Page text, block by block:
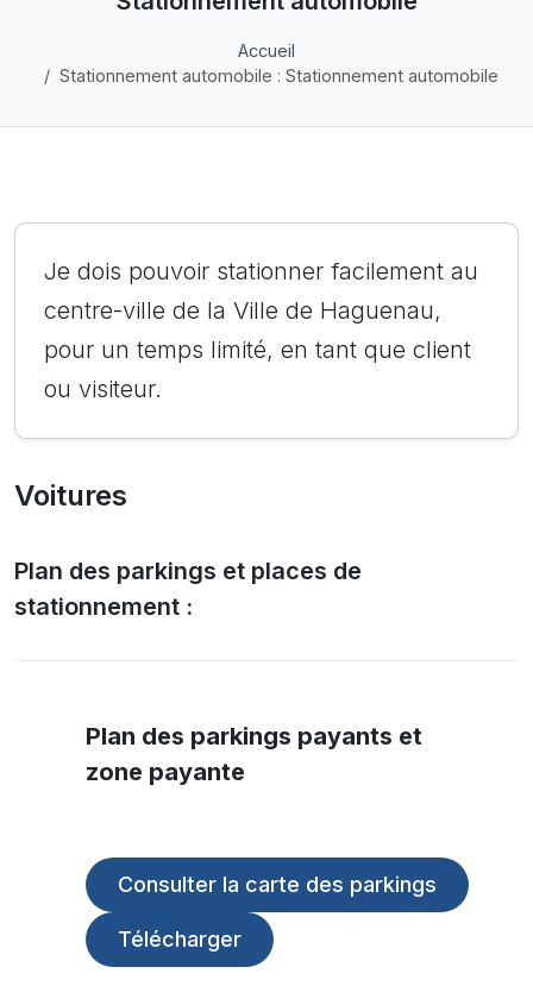
Accueil
Stationnement automobile : Stationnement automobile
Je dois pouvoir stationner facilement au
centre-ville de la Ville de Haguenau,
pour un temps limité, en tant que client
ou visiteur.
Voitures
Plan des parkings et places de
stationnement :
Plan des parkings payants et
zone payante
Consulter la carte des parkings
Télécharger